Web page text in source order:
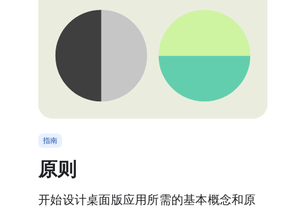
指南
原则
开始设计桌面版应用所需的基本概念和原